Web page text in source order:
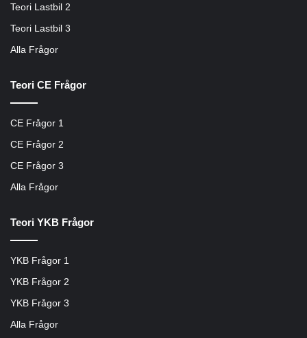
Teori Lastbil 2
Teori Lastbil 3
Alla Frågor
Teori CE Frågor
CE Frågor 1
CE Frågor 2
CE Frågor 3
Alla Frågor
Teori YKB Frågor
YKB Frågor 1
YKB Frågor 2
YKB Frågor 3
Alla Frågor